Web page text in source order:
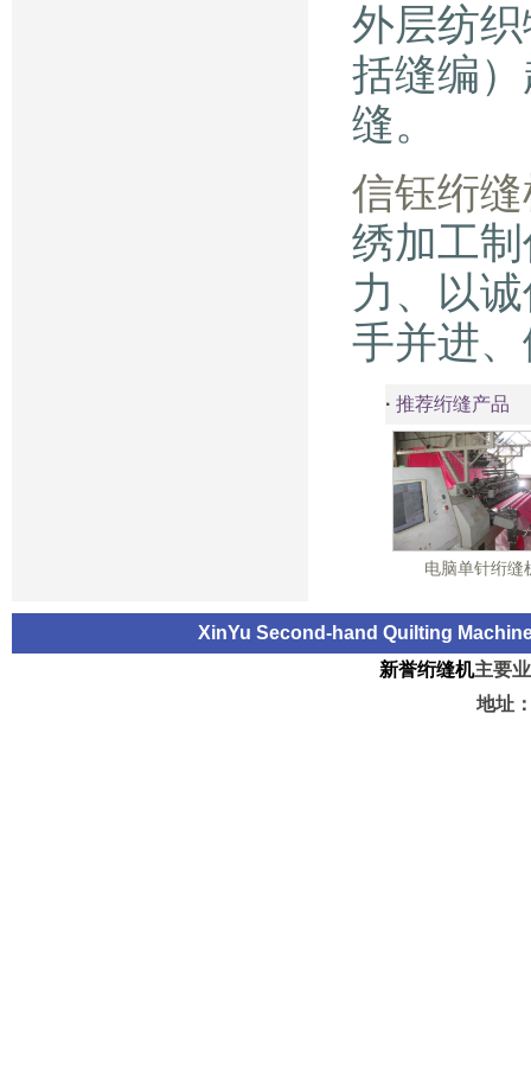
外层纺
括缝编
缝。
信钰绗
绣加工
力、以
手并进
· 推荐绗缝产品
电脑单针绗缝
XinYu Second-hand Quilting
新誉绗缝机主要
地址